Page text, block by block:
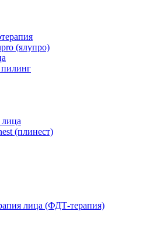
(ялупро)
лица
(плинест)
лица (ФДТ-терапия)